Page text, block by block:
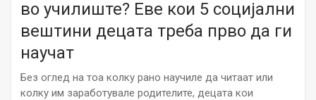
во училиште? Еве кои 5 социјални
вештини децата треба прво да ги
научат
Без оглед на тоа колку рано научиле да читаат или
колку им заработувале родителите, децата кои